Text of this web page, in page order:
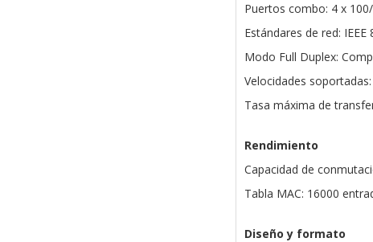
Puertos combo: 4 x
Estándares de red: IEEE
Modo Full Duplex:
Velocidades
Tasa máxima de
Rendimiento
Capacidad de
Tabla MAC: 16000
Diseño y formato